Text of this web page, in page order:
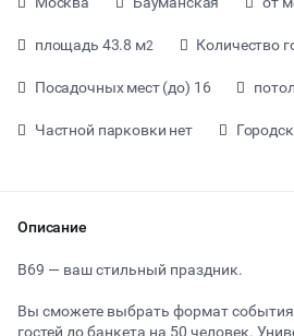
площадь 43.8 м2 Количество
Посадочных мест (до) 16
Частной парковки нет
Описание
B69 — ваш стильный праздник.
Вы сможете выбрать формат
гостей до банкета на 50 человек.
от 2900 ₽ за час
Тип мероприятия